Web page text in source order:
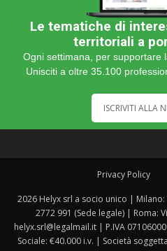
Le tematiche di
territoriali a
Ogni settimana, per supportare
Unisciti a oltre 35.100
ISCRIVITI ALLA
Privacy Policy
2026 Helyx srl a socio unico | Milano:
2772 991 (Sede legale) | Roma:
helyx.srl@legalmail.it | P.IVA
Sociale: €40.000 i.v. | Società